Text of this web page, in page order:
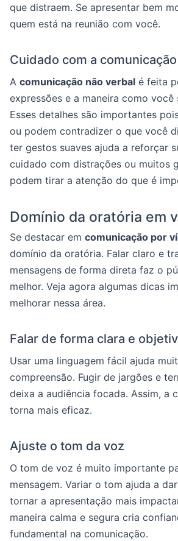
que distraem. Se apresentar bem
quem está na reunião com você.
Cuidado com a
A comunicação não verbal é feita
expressões e a maneira como você
Esses detalhes são importantes
ou podem contradizer o que você
ter gestos suaves ajuda a reforçar
cuidado com distrações ou muitos
podem tirar a atenção do que é
Domínio da oratória em
Se destacar em comunicação por
domínio da oratória. Falar claro e
mensagens de forma direta faz o
melhor. Veja agora algumas dicas
melhorar nessa área.
Falar de forma clara e
Usar uma linguagem fácil ajuda
compreensão. Fugir de jargões e
deixa a audiência focada. Assim, a
torna mais eficaz.
Ajuste o tom da voz
O tom de voz é muito importante
mensagem. Variar o tom ajuda a
tornar a apresentação mais
maneira calma e segura cria
fundamental na comunicação.